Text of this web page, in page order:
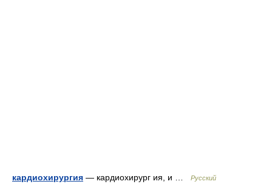
кардиохирургия — кардиохирург ия, и …
Русский